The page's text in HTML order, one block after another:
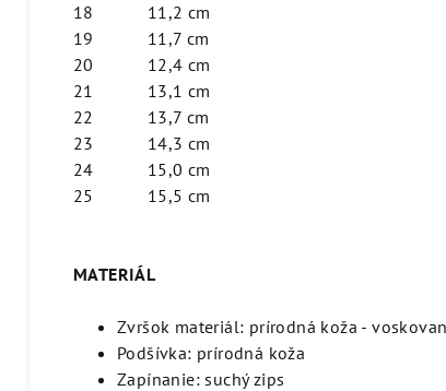
18
11,2 cm
19
11,7 cm
20
12,4 cm
21
13,1 cm
22
13,7 cm
23
14,3 cm
24
15,0 cm
25
15,5 cm
MATERIÁL
Zvršok materiál: prírodná koža -
Podšívka: prírodná koža
Zapínanie: suchý zips